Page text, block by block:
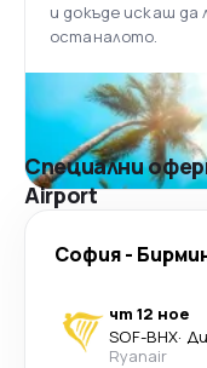
и докъде искаш
останалото.
Специални
Airport
София-
чт 12 ное
SOF-BHX·
Ryanair